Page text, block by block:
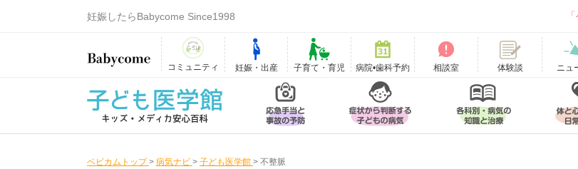
妊娠したらBabycome Since1998
コミュニティ 妊娠・出産 子育て・育児 病院•歯科予約 相談室 体験談 ニュ
ベビカムトップ > 病気ナビ > 子ども医学館 > 不整脈